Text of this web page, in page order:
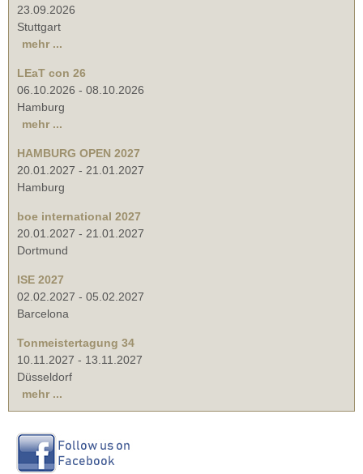
23.09.2026
Stuttgart
mehr ...
LEaT con 26
06.10.2026 - 08.10.2026
Hamburg
mehr ...
HAMBURG OPEN 2027
20.01.2027 - 21.01.2027
Hamburg
boe international 2027
20.01.2027 - 21.01.2027
Dortmund
ISE 2027
02.02.2027 - 05.02.2027
Barcelona
Tonmeistertagung 34
10.11.2027 - 13.11.2027
Düsseldorf
mehr ...